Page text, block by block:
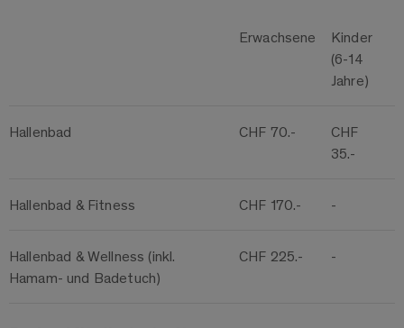
Erwachsene
Kinder
(6-14
Jahre)
Hallenbad CHF 70.-
CHF
35.-
Hallenbad & Fitness CHF 170.- -
Hallenbad & Wellness (inkl.
Hamam- und Badetuch)
CHF 225.- -